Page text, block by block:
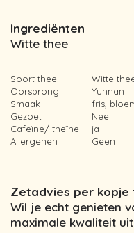
Ingrediënten
Witte thee
Soort thee
Witte
Oorsprong
Yunnan
Smaak
fris,
Gezoet
Nee
Cafeïne/ theïne
ja
Allergenen
Geen
Zetadvies per kopje
Wil je echt genieten
maximale kwaliteit